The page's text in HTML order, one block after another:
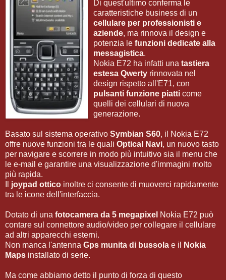
Di quest'ultimo conferma le
caratteristiche business di un
cellulare per professionisti e
aziende, ma rinnova il design e
potenzia le funzioni dedicate alla
messagistica.
Nokia E72 ha infatti una tastiera
estesa Qwerty rinnovata nel
design rispetto all'E71, con
pulsanti funzione piatti come
quelli dei cellulari di nuova
generazione.
Basato sul sistema operativo Symbian S60, il Nokia E72
offre nuove funzioni tra le quali Optical Navi, un nuovo tasto
per navigare e scorrere in modo più intuitivo sia il menu che
le e-mail e garantire una visualizzazione d'immagini molto
più rapida.
joypad ottico inoltre ci consente di muoverci rapidamente
tra le icone dell'interfaccia.
Dotato di una fotocamera da 5 megapixel Nokia E72 può
contare sul connettore audio/video per collegare il cellulare
ad altri apparecchi esterni.
Non manca l'antenna Gps munita di bussola e il
Nokia
Maps installato di serie.
Ma come abbiamo detto il punto di forza di questo